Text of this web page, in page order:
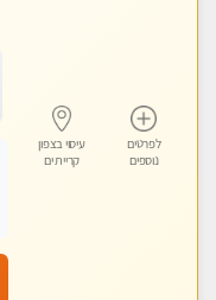
לפרטים
נוספים
עיסוי בצפון
קריית ים